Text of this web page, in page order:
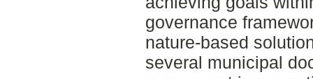
governance
nature-based
several municipal